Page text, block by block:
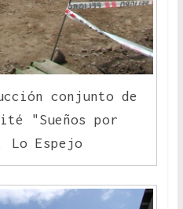
conjunto de
"Sueños por
Lo Espejo